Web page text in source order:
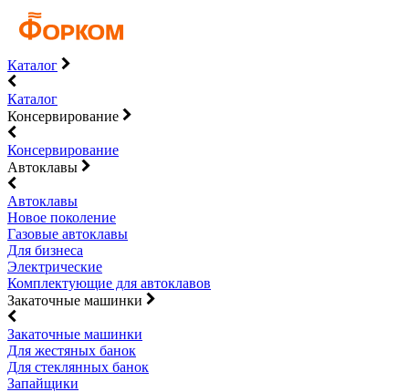
Каталог
Каталог
Консервирование
Консервирование
Автоклавы
Автоклавы
Новое поколение
Газовые автоклавы
Для бизнеса
Электрические
Комплектующие для автоклавов
Закаточные машинки
Закаточные машинки
Для жестяных банок
Для стеклянных банок
Запайщики